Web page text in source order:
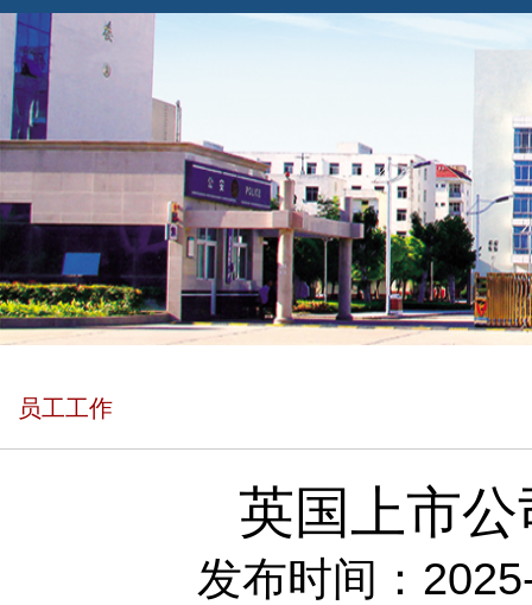
员工工作
英国上市
发布时间：